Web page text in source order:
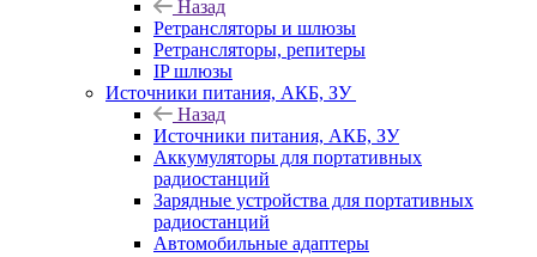
Назад
Ретрансляторы и шлюзы
Ретрансляторы, репитеры
IP шлюзы
Источники питания, АКБ, ЗУ
Назад
Источники питания, АКБ, ЗУ
Аккумуляторы для портативных
радиостанций
Зарядные устройства для портативных
радиостанций
Автомобильные адаптеры